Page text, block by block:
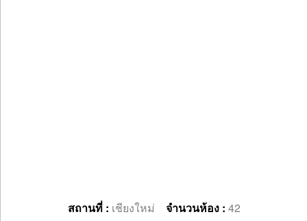
สถานที่ : เชียงใหม่ จำนวนห้อง : 42